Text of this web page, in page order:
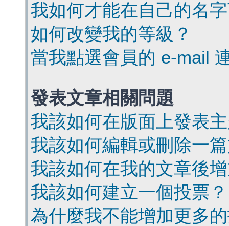
我如何才能在自己的名
如何改變我的等級？
當我點選會員的 e-mail
發表文章相關問題
我該如何在版面上發表
我該如何編輯或刪除一
我該如何在我的文章後
我該如何建立一個投票？
為什麼我不能增加更多